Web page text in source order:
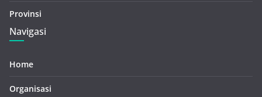
Provinsi
Navigasi
Home
Organisasi